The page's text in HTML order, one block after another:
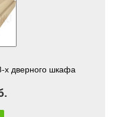
х дверного шкафа